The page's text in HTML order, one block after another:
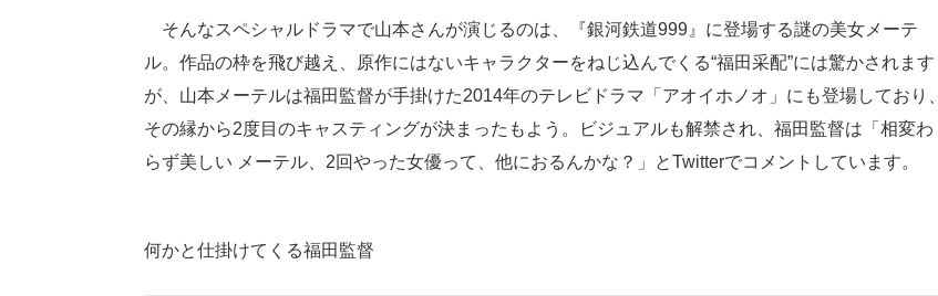
そんなスペシャルドラマで山本さんが演じるのは、『銀河鉄道999』に登場する謎の美女メーテ
ル。作品の枠を飛び越え、原作にはないキャラクターをねじ込んでくる“福田采配”には驚かされます
が、山本メーテルは福田監督が手掛けた2014年のテレビドラマ「アオイホノオ」にも登場しており、
その縁から2度目のキャスティングが決まったもよう。ビジュアルも解禁され、福田監督は「相変わ
らず美しい メーテル、2回やった女優って、他におるんかな？」とTwitterでコメントしています。
何かと仕掛けてくる福田監督